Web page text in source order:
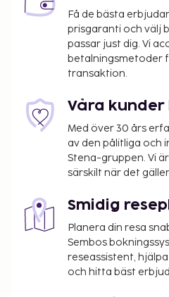
Passa på att dra nytta av
souvenirbutik eller
Ibis Styles Paris Orly
där gäster kan köpa nåt
med en drink på boendets
kontinental frukost
10.00. Detta boende har
stjärngradering från
Turistutvecklingsbyrå,
Du kommer att ombes att
skatter:
Stadsskatt: 5.53 EUR
Skatten gäller inte barn
Vi har listat alla
Få de bästa
prisgaranti och välj
passar just dig. Vi
betalningsmetoder
transaktion.
Våra kunder
Med över 30 års
av den pålitliga och
Stena-gruppen. Vi
särskilt när det
Smidig
Planera din resa
Sembos
reseassistent,
och hitta bäst